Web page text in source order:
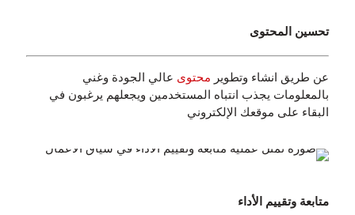
تحسين المحتوى
عن طريق انشاء وتطوير محتوى عالي الجودة وغني
بالمعلومات يجذب انتباه المستخدمين ويجعلهم يرغبون في
البقاء على موقعك الإلكتروني
متابعة وتقييم الأداء